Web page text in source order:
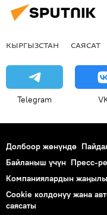
КЫРГЫЗСТАН САЯСАТ
Telegram
Долбоор жөнүндө
Байланыш үчүн Пресс-
Компаниялардын
Cookie колдонуу жана
саясаты